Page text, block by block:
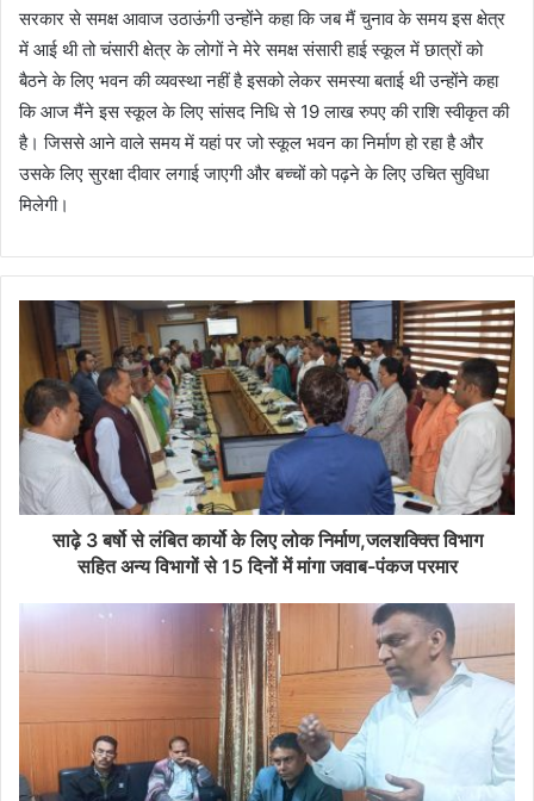
सरकार से समक्ष आवाज उठाऊंगी उन्होंने कहा कि जब मैं चुनाव के समय इस क्षेत्र
में आई थी तो चंसारी क्षेत्र के लोगों ने मेरे समक्ष संसारी हाई स्कूल में छात्रों को
बैठने के लिए भवन की व्यवस्था नहीं है इसको लेकर समस्या बताई थी उन्होंने कहा
कि आज मैंने इस स्कूल के लिए सांसद निधि से 19 लाख रुपए की राशि स्वीकृत की
है। जिससे आने वाले समय में यहां पर जो स्कूल भवन का निर्माण हो रहा है और
उसके लिए सुरक्षा दीवार लगाई जाएगी और बच्चों को पढ़ने के लिए उचित सुविधा
मिलेगी।
साढ़े 3 बर्षो से लंबित कार्यो के लिए लोक निर्माण,जलशक्क्ति विभाग
सहित अन्य विभागों से 15 दिनों में मांगा जवाब-पंकज परमार